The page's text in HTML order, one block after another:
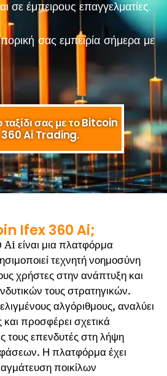
σε έμπειρους επαγγελματίες.
σας εμπειρία σήμερα με
ταξίδι σας με το Bitcoin
Ai Trading.
Ifex 360 Ai;
είναι μια πλατφόρμα
τεχνητή νοημοσύνη
χρήστες στην ανάπτυξη και
τους στρατηγικών.
αλγόριθμους, αναλύει
και προσφέρει σχετικά
τους επενδυτές στη λήψη
Η πλατφόρμα έχει
ποικίλων